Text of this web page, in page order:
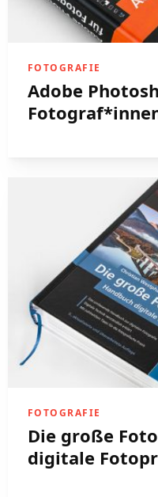
FOTOGRAFIE
Adobe
FOTOGRAFIE
Die große
digitale